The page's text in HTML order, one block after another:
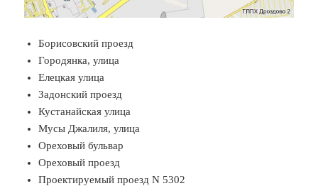
Борисовский проезд
Городянка, улица
Елецкая улица
Задонский проезд
Кустанайская улица
Мусы Джалиля, улица
Ореховый бульвар
Ореховый проезд
Проектируемый проезд N 5302